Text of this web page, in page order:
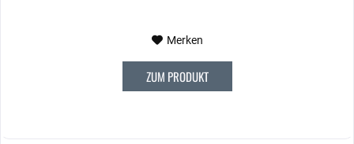
Merken
ZUM PRODUKT